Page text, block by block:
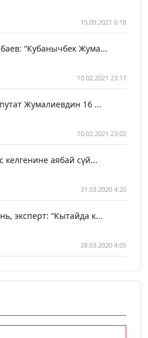
15.09.2021 6:18
“Кубанычбек Жума...
10.02.2021 23:17
Жумалиевдин 16 ...
10.02.2021 23:02
аябай сүй...
31.03.2020 4:20
эксперт: “Кытайда к...
28.03.2020 4:05